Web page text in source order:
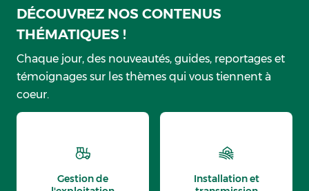
DÉCOUVREZ NOS CONTENUS
THÉMATIQUES !
Chaque jour, des nouveautés, guides, reportages et
témoignages sur les thèmes qui vous tiennent à
coeur.
Gestion de
Installation et